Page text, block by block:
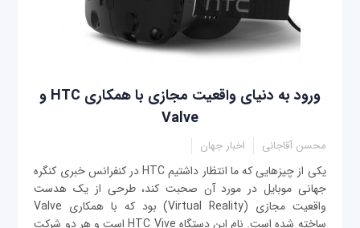
ورود به دنیای واقعیت مجازی با همکاری HTC و
Valve
محسن آقاجانی اخبار جهان
یکی از چیزهایی که ما انتظار داشتیم HTC در کنفرانس خبری کنگره
جهانی موبایل در مورد آن صحبت کند، طرحی از یک هدست
واقعیت مجازی (Virtual Reality) بود که با همکاری Valve
ساخته شده است. نام این دستگاه HTC Vive است و هر دو شركت